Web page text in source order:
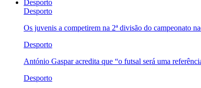
Desporto
Desporto
Os juvenis a competirem na 2ª divisão do campeonato
Desporto
António Gaspar acredita que “o futsal será uma
Desporto